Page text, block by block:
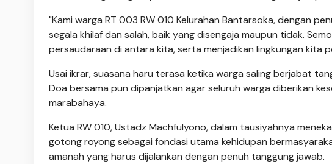
"Kami warga RT 003 RW 010 Kelurahan Bantarsoka, dengan
segala khilaf dan salah, baik yang disengaja maupun tidak.
persaudaraan di antara kita, serta menjadikan lingkungan kita
Usai ikrar, suasana haru terasa ketika warga saling berjabat
Doa bersama pun dipanjatkan agar seluruh warga diberikan
marabahaya.
Ketua RW 010, Ustadz Machfulyono, dalam tausiyahnya
gotong royong sebagai fondasi utama kehidupan
amanah yang harus dijalankan dengan penuh tanggung jawab.